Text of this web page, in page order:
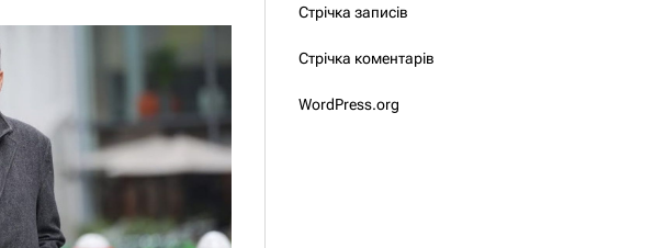
Стрічка записів
Стрічка коментарів
WordPress.org